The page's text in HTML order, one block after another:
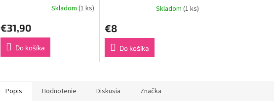
Skladom (1 ks)
€31,90
Do košíka
Skladom (1 ks)
€8
Do košíka
Popis Hodnotenie Diskusia Značka